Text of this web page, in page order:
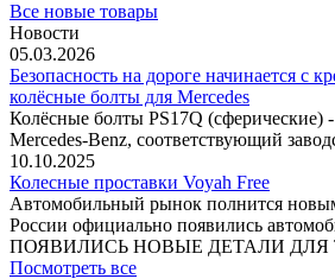
Все новые товары
Новости
05.03.2026
Безопасность на дороге начинается с
колёсные болты для Mercedes
Колёсные болты PS17Q
Mercedes‑Benz, соответствующий
10.10.2025
Колесные проставки Voyah Free
Автомобильный рынок полнится
России официально появились
ПОЯВИЛИСЬ НОВЫЕ ДЕТАЛИ ДЛЯ
Посмотреть все